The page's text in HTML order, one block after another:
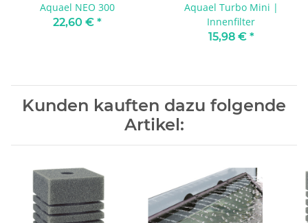
Aquael NEO 300
22,60 € *
Aquael Turbo Mini |
Innenfilter
15,98 € *
Kunden kauften dazu folgende
Artikel: